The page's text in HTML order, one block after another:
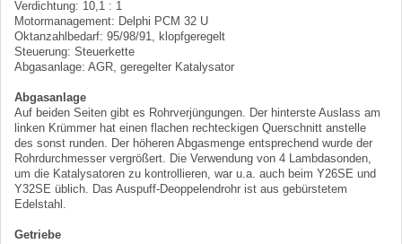
Verdichtung: 10,1 : 1
Motormanagement: Delphi PCM 32 U
Oktanzahlbedarf: 95/98/91, klopfgeregelt
Steuerung: Steuerkette
Abgasanlage: AGR, geregelter Katalysator
Abgasanlage
Auf beiden Seiten gibt es Rohrverjüngungen. Der hinterste Auslass am
linken Krümmer hat einen flachen rechteckigen Querschnitt anstelle
des sonst runden. Der höheren Abgasmenge entsprechend wurde der
Rohrdurchmesser vergrößert. Die Verwendung von 4 Lambdasonden,
um die Katalysatoren zu kontrollieren, war u.a. auch beim Y26SE und
Y32SE üblich. Das Auspuff-Deoppelendrohr ist aus gebürstetem
Edelstahl.
Getriebe